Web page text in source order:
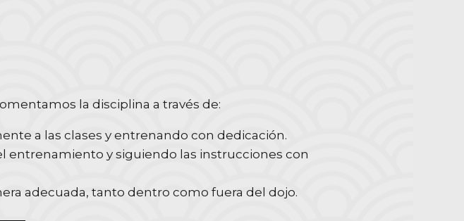
la disciplina a través de:
a las clases y entrenando con dedicación.
y siguiendo las instrucciones con
adecuada, tanto dentro como fuera del dojo.